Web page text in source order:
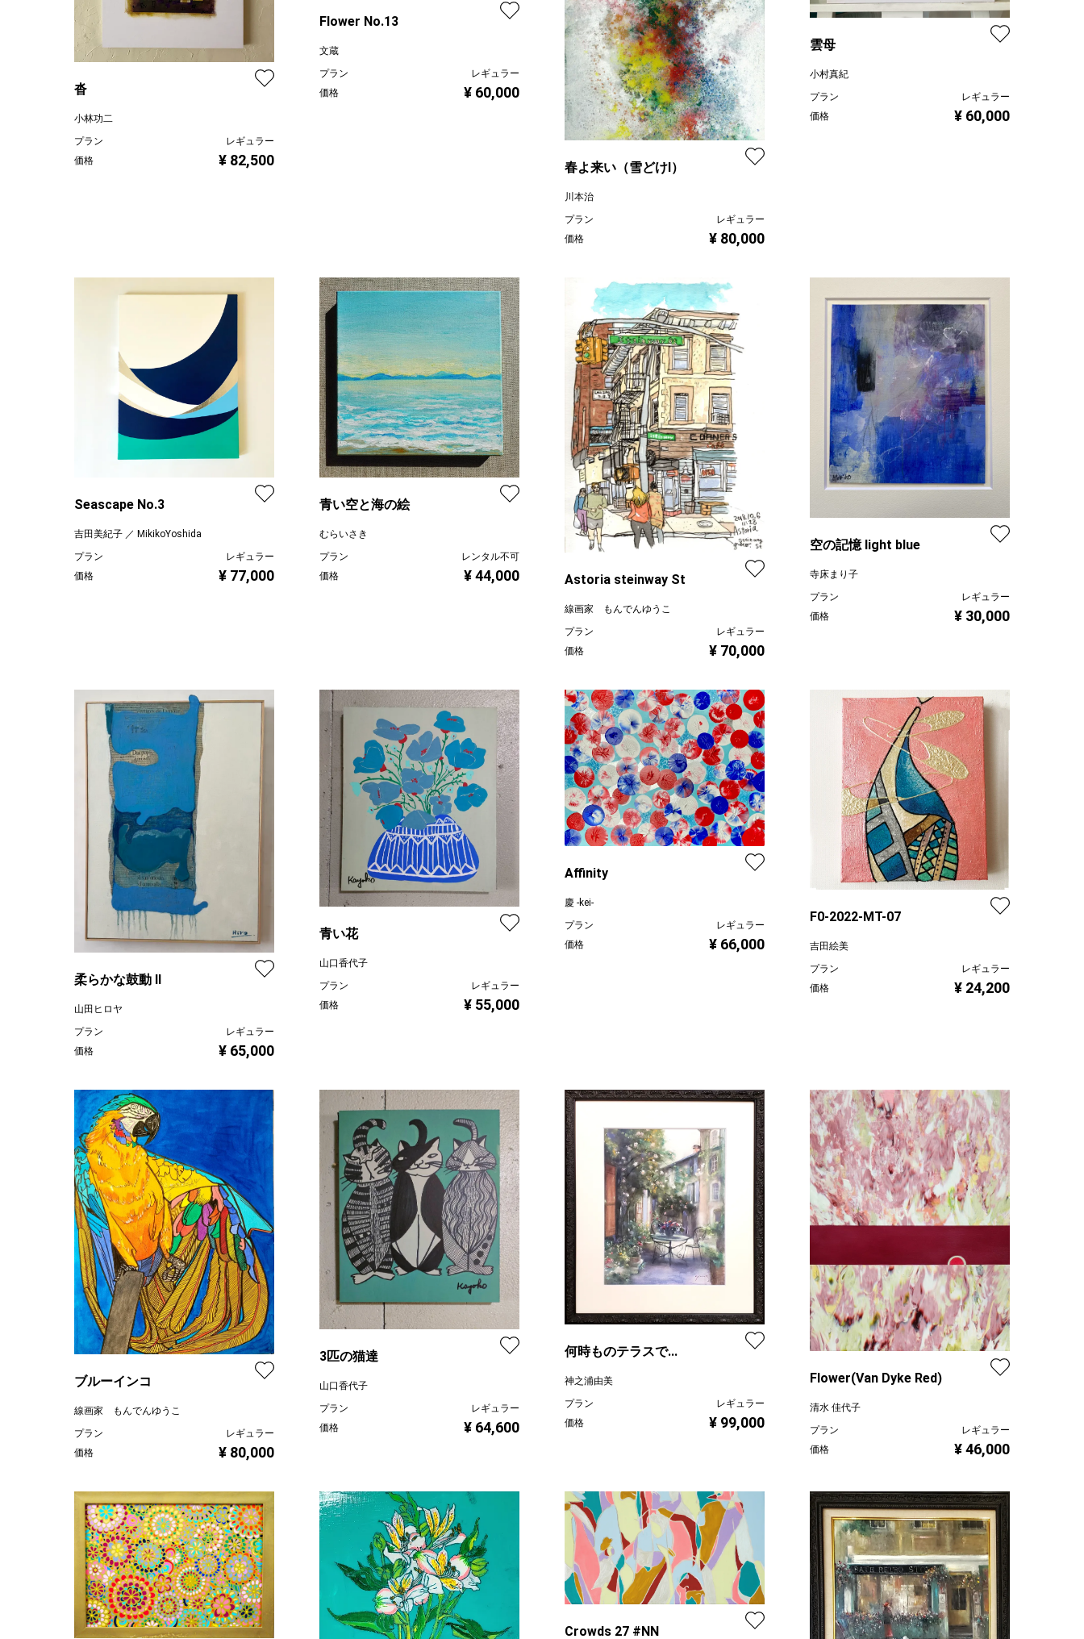
沓
小林功二
プラン
レギュラー
価格
¥ 82,500
Flower No.13
文蔵
プラン
レギュラー
価格
¥ 60,000
春よ来い（雪どけⅠ）
川本治
プラン
レギュラー
価格
¥ 80,000
雲母
小村真紀
プラン
レギュラー
価格
¥ 60,000
Seascape No.3
吉田美紀子 ／ MikikoYoshida
プラン
レギュラー
価格
¥ 77,000
青い空と海の絵
むらいさき
プラン
レンタル不可
価格
¥ 44,000 Astoria steinway St
線画家 もんでんゆうこ
プラン
レギュラー
価格
¥ 70,000
空の記憶 light blue
寺床まり子
プラン
レギュラー
価格
¥ 30,000
柔らかな鼓動 Ⅱ
山田ヒロヤ
プラン
レギュラー
価格
¥ 65,000
青い花
山口香代子
プラン
レギュラー
価格
¥ 55,000
Affinity
慶 -kei-
プラン
レギュラー
価格
¥ 66,000
F0-2022-MT-07
吉田絵美
プラン
レギュラー
価格
¥ 24,200
ブルーインコ
線画家 もんでんゆうこ
プラン
レギュラー
価格
¥ 80,000
3匹の猫達
山口香代子
プラン
レギュラー
価格
¥ 64,600
何時ものテラスで...
神之浦由美
プラン
レギュラー
価格
¥ 99,000
Flower(Van Dyke Red)
清水 佳代子
プラン
レギュラー
価格
¥ 46,000
Crowds 27 #NN